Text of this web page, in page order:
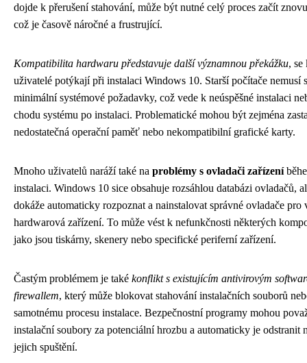
dojde k přerušení stahování, může být nutné celý proces začít
což je časově náročné a frustrující.
Kompatibilita hardwaru představuje další významnou překážku, se
uživatelé potýkají při instalaci Windows 10. Starší počítače nemusí
minimální systémové požadavky, což vede k neúspěšné instalaci
chodu systému po instalaci. Problematické mohou být zejména
nedostatečná operační paměť nebo nekompatibilní grafické karty.
Mnoho uživatelů naráží také na problémy s ovladači zařízení
instalaci. Windows 10 sice obsahuje rozsáhlou databázi ovladačů,
dokáže automaticky rozpoznat a nainstalovat správné ovladače pro
hardwarová zařízení. To může vést k nefunkčnosti některých
jako jsou tiskárny, skenery nebo specifické periferní zařízení.
Častým problémem je také konflikt s existujícím antivirovým
firewallem, který může blokovat stahování instalačních souborů
samotnému procesu instalace. Bezpečnostní programy mohou
instalační soubory za potenciální hrozbu a automaticky je odstranit
jejich spuštění.